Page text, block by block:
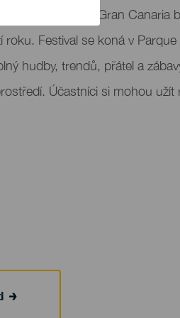
v Las Palmas de Gran Canaria
roku. Festival se koná v Parque
hudby, trendů, přátel a
Účastníci si mohou užít